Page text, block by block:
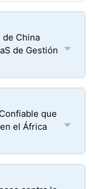
de China
de Gestión
que
el África